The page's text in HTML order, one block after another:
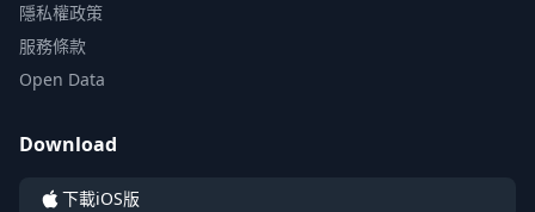
隱私權政策
服務條款
Open Data
Download
下載iOS版